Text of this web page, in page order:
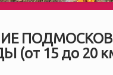
(от 15 до 20